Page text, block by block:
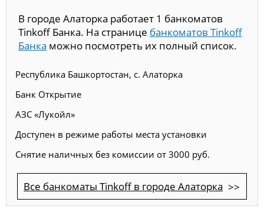
В городе Алаторка работает 1 банкоматов
Tinkoff Банка. На странице банкоматов Tinkoff
Банка можно посмотреть их полный список.
Республика Башкортостан, с. Алаторка
Банк Открытие
АЗС «Лукойл»
Доступен в режиме работы места установки
Снятие наличных без комиссии от 3000 руб.
Все банкоматы Tinkoff в городе Алаторка